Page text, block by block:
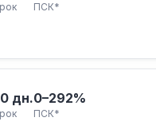
ПСК*
дн.0–292%
ПСК*